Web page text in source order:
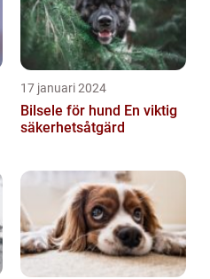
17 januari 2024
Bilsele för hund En viktig
säkerhetsåtgärd